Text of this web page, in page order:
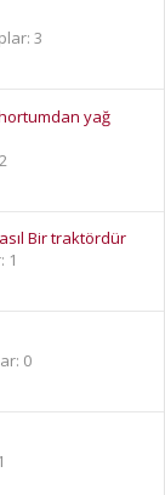
3
yağ
Bir traktördür
1
0